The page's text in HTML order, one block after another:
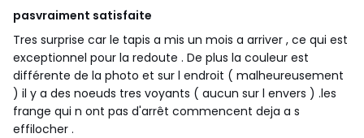
pasvraiment satisfaite
Tres surprise car le tapis a mis un mois a arriver , ce qui est
exceptionnel pour la redoute . De plus la couleur est
différente de la photo et sur l endroit ( malheureusement
) il y a des noeuds tres voyants ( aucun sur l envers ) .les
frange qui n ont pas d'arrêt commencent deja a s
effilocher .